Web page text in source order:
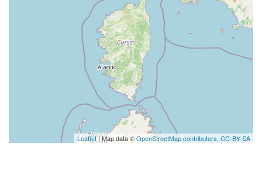
Leaflet| Map data ©OpenStreetMap contributors, CC-BY-SA